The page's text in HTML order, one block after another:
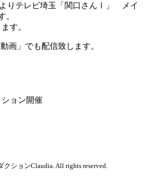
りテレビ埼玉「関口さんⅠ」 メイ
。
す。
画」でも配信致します。
ョン開催
ションClaudia. All rights reserved.